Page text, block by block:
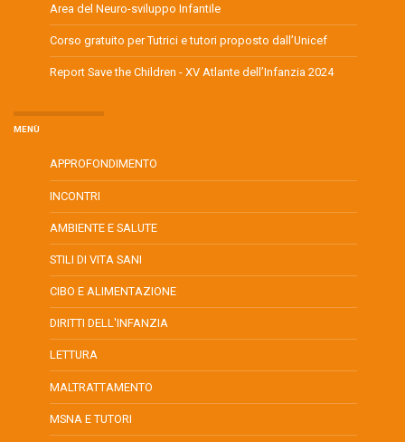
Area del Neuro-sviluppo Infantile
Corso gratuito per Tutrici e tutori proposto dall’Unicef
Report Save the Children - XV Atlante dell’Infanzia 2024
MENÙ
APPROFONDIMENTO
INCONTRI
AMBIENTE E SALUTE
STILI DI VITA SANI
CIBO E ALIMENTAZIONE
DIRITTI DELL'INFANZIA
LETTURA
MALTRATTAMENTO
MSNA E TUTORI